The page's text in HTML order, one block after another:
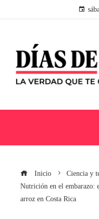
Inicio
Ciencia y
Nutrición en el embarazo:
arroz en Costa Rica